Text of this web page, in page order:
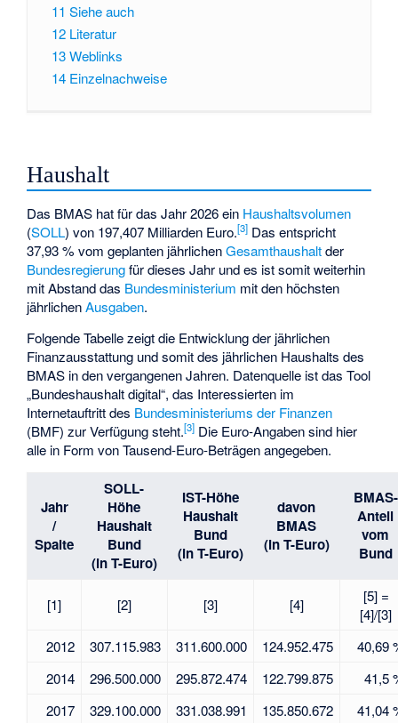
11 Siehe auch
12 Literatur
13Weblinks
14 Einzelnachweise
Haushalt
Das BMAS hat für das Jahr 2026 ein Haushaltsvolumen
(SOLL) von 197,407 Milliarden Euro.[3] Das entspricht
37,93 % vom geplanten jährlichenGesamthaushaltder
Bundesregierungfür dieses Jahr und es ist somit weiterhin
mit Abstand das Bundesministerium mit den höchsten
jährlichenAusgaben.
Folgende Tabelle zeigt die Entwicklung der jährlichen
Finanzausstattung und somit des jährlichen Haushalts des
BMAS in den vergangenen Jahren. Datenquelle ist das Tool
„Bundeshaushalt digital“, das Interessierten im
Internetauftritt des Bundesministeriums der Finanzen
(BMF) zur Verfügung steht.[3] Die Euro-Angaben sind hier
alle in Form von Tausend-Euro-Beträgen angegeben.
Jahr
/
Spalte
SOLL-
Höhe
Haushalt
Bund
(in T-Euro)
IST-Höhe
Haushalt
Bund
(in T-Euro)
davon
BMAS
(in T-Euro)
BMAS-
Anteil
vom
Bund
[1] [2] [3] [4]
[5] =
[4]/[3]
2012
307.115.983 311.600.000 124.952.475
40,69
2014
296.500.000 295.872.474 122.799.875
41,5
2017
329.100.000 331.038.991 135.850.672
41,04